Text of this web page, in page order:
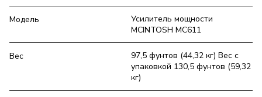
Модель
Усилитель мощности
MCINTOSH MC611
Вес
97,5 фунтов (44,32 кг) Вес с
упаковкой 130,5 фунтов (59,32
кг)